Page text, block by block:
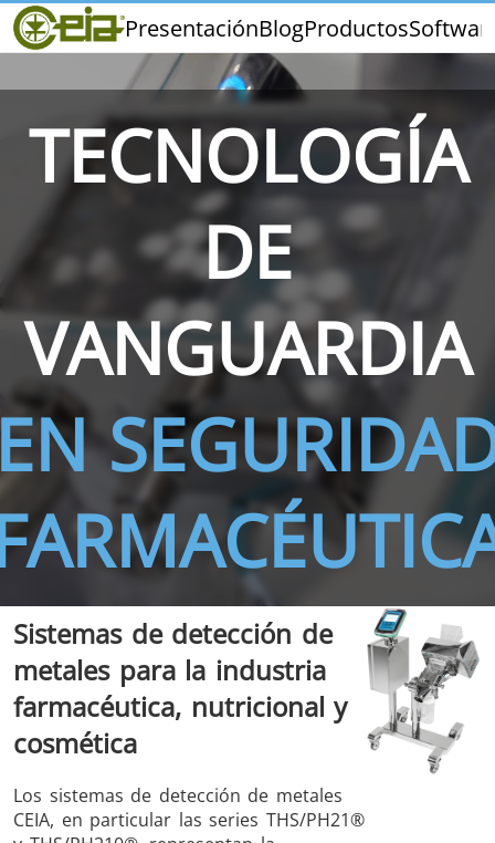
PresentaciónBlogProductos
Home
CEIA
Ferias y Eventos
THS/PH210 THS/PH210-FFV
THS/PH21N-FB THS/PH21N-FFV
THS/
D25
THS/FBB
THS/MBB
THS/GMS21
THS/G21
THS Production
MD-SCOPE
TECNOLOGÍA
DE
VANGUARDIA
Sistemas de detección de
metales para la industria
farmacéutica, nutricional y
cosmética
Los sistemas de detección de metales
CEIA, en particular las series THS/PH21®